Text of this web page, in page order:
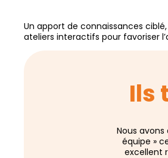
Un apport de connaissances
ateliers interactifs pour favoriser
Ils
Nous
équipe »
excellent